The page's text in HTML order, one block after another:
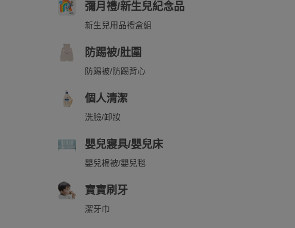
彌月禮/新生兒紀念品
新生兒用品禮盒組
防踢被/肚圍
防踢被/防踢背心
個人清潔
洗臉/卸妝
嬰兒寢具/嬰兒床
嬰兒棉被/嬰兒毯
寶寶刷牙
潔牙巾